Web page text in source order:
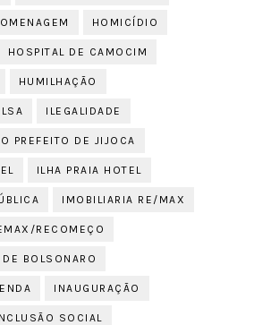
HOMICÍDIO
HOSPITAL DE CAMOCIM
HUMILHAÇÃO
ILEGALIDADE
PREFEITO DE JIJOCA
ILHA PRAIA HOTEL
IMOBILIARIA RE/MAX
RECOMEÇO
BOLSONARO
INAUGURAÇÃO
SOCIAL